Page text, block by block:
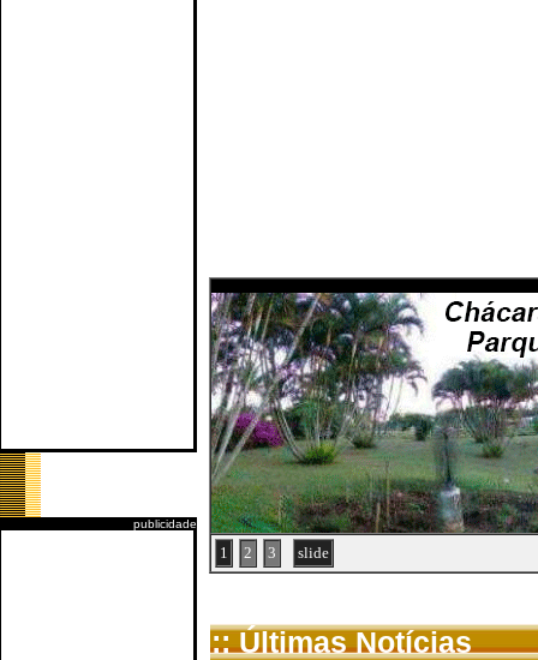
publicidade
1 2 3 slide
:: Últimas Notícias